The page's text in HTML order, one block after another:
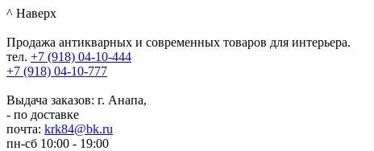
^ Наверх
Продажа антикварных и современных товаров для интерьера.
тел. +7 (918) 04-10-444
+7 (918) 04-10-777
Выдача заказов: г. Анапа,
- по доставке
почта: krk84@bk.ru
пн-сб 10:00 - 19:00